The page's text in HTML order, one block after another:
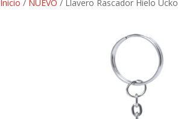
Inicio / NUEVO / Llavero Rascador Hielo Ucko